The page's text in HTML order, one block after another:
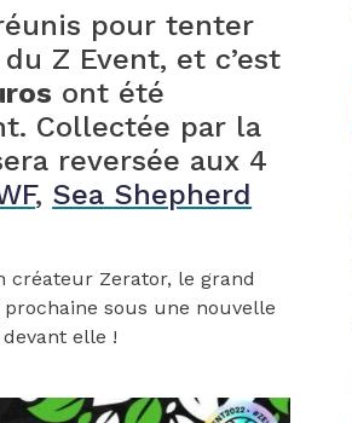
pour tenter
Z Event, et c’est
ont été
Collectée par la
reversée aux 4
, Sea Shepherd
créateur Zerator, le grand
sous une nouvelle
elle !